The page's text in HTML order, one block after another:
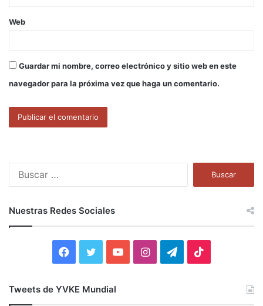
Web
Guardar mi nombre, correo electrónico y sitio web en este
navegador para la próxima vez que haga un comentario.
:
Nuestras Redes Sociales
I
Tweets de YVKE Mundial